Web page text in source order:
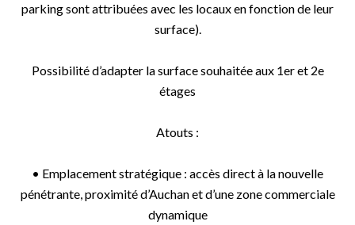
parking sont attribuées avec les locaux en fonction de leur
surface).
Possibilité d’adapter la surface souhaitée aux 1er et 2e
étages
Atouts :
• Emplacement stratégique : accès direct à la nouvelle
pénétrante, proximité d’Auchan et d’une zone commerciale
dynamique